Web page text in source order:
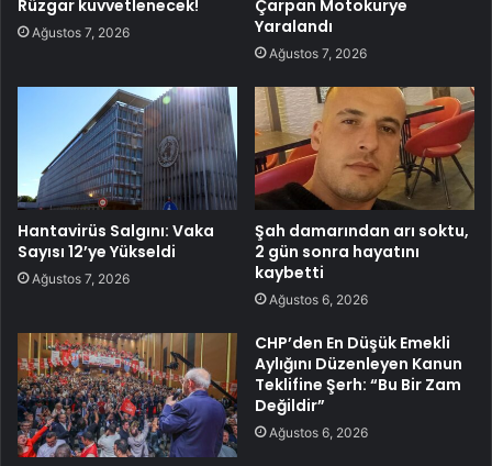
Rüzgar kuvvetlenecek!
Ağustos 7, 2026
Çarpan Motokurye
Yaralandı
Ağustos 7, 2026
Hantavirüs Salgını: Vaka
Sayısı 12’ye Yükseldi
Ağustos 7, 2026
Şah damarından arı soktu,
2 gün sonra hayatını
kaybetti
Ağustos 6, 2026
CHP’den En Düşük Emekli
Aylığını Düzenleyen Kanun
Teklifine Şerh: “Bu Bir Zam
Değildir”
Ağustos 6, 2026